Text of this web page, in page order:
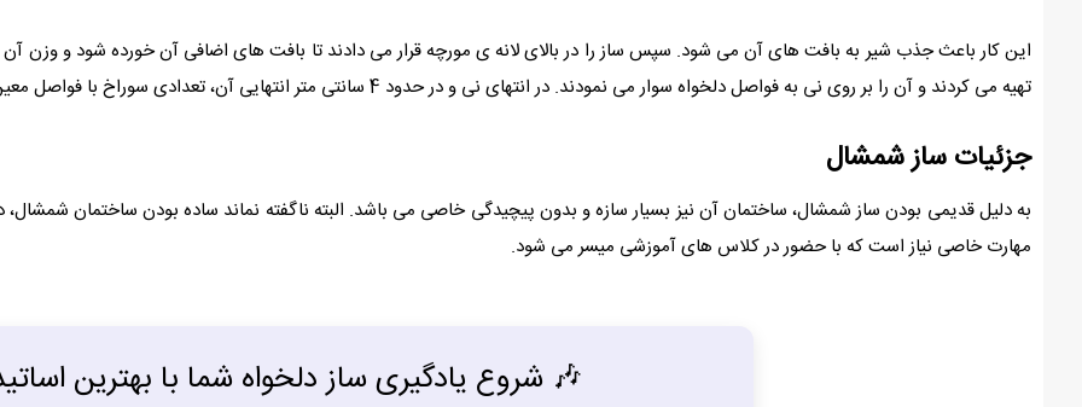
این کار باعث جذب شیر به بافت های آن می شود. سپس ساز را در بالای لانه ی مورچه قرار می دادند تا بافت های اضافی آن خورده شود و وزن آن
تهیه می کردند و آن را بر روی نی به فواصل دلخواه سوار می نمودند. در انتهای نی و در حدود 4 سانتی متر انتهایی آن، تعدادی سوراخ با فواصل معین و برابر ایجاد می کردند.
جزئیات ساز شمشال
به دلیل قدیمی بودن ساز شمشال، ساختمان آن نیز بسیار سازه و بدون پیچیدگی خاصی می باشد. البته ناگفته نماند ساده بودن ساختمان
مهارت خاصی نیاز است که با حضور در کلاس های آموزشی میسر می شود.
🎶 شروع یادگیری ساز دلخواه شما با بهترین